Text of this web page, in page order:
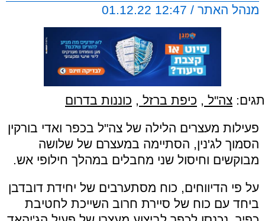
מנהל האתר / 12:47 01.12.22
תגים: צה"ל , כיפת ברזל , כוננות בדרום
פעילות מעצרים הלילה של צה"ל בכפר ואדי בורקין
הסמוך לג'נין, הסתיימה במעצרם של שלושה
מבוקשים וחיסול שני מחבלים במהלך חילופי אש.
על פי הדיווחים, כוח מסתערבים של יחידת דובדבן
ביחד עם כוח של סיירת חרוב השייכת לחטיבת